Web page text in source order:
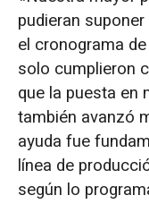
pudieran
el cronograma
solo cumplieron
que la puesta en
también avanzó
ayuda fue
línea de
según lo